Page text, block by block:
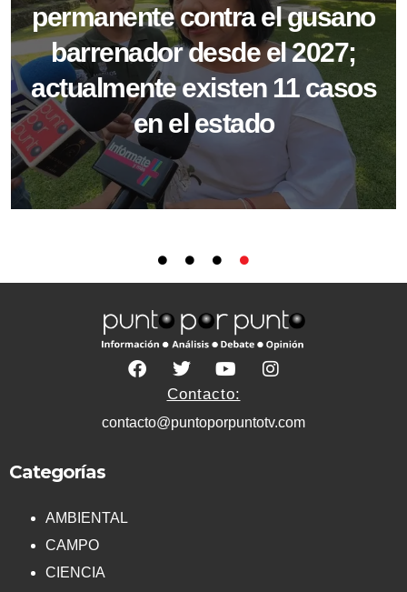
permanente contra el gusano
barrenador desde el 2027;
actualmente existen 11 casos
en el estado
Contacto:
contacto@puntoporpuntotv.com
Categorías
AMBIENTAL
CAMPO
CIENCIA